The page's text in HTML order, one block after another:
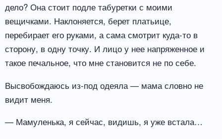
дело? Она стоит подле табуретки с моими
вещичками. Наклоняется, берет платьице,
перебирает его руками, а сама смотрит куда-то в
сторону, в одну точку. И лицо у нее напряженное и
такое печальное, что мне становится не по себе.
Высвобождаюсь из-под одеяла — мама словно не
видит меня.
— Мамуленька, я сейчас, видишь, я уже встала…